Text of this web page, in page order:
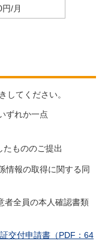
/月
してください。
ずれか一点
たもののご提出
情報の取得に関する同
者全員の本人確認書類
交付申請書（PDF：64